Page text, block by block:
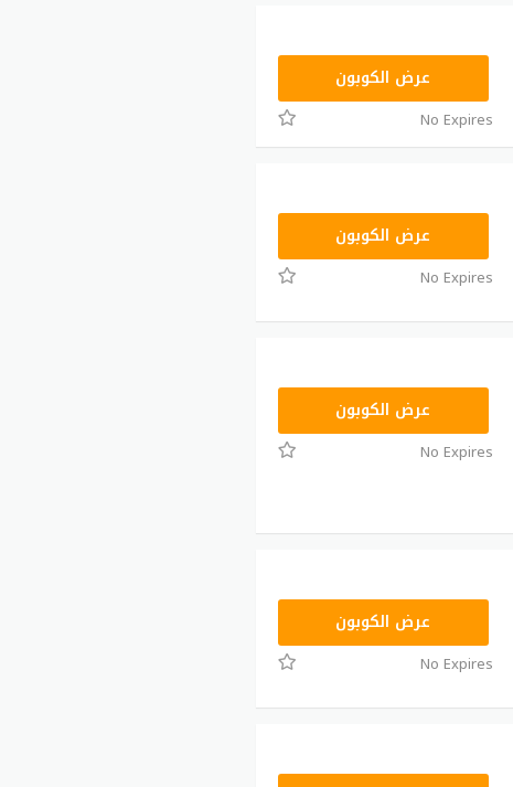
عرض الكوبون
No Expires
RRF24عرض الكوبون
No Expires
RRF24عرض الكوبون
No Expires
عرض الكوبون
No Expires